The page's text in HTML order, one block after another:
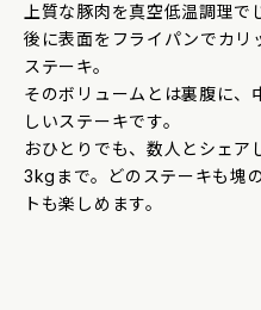
上質な豚肉を真空低温調理で
後に表面をフライパンでカリ
ステーキ。
そのボリュームとは裏腹に、
しいステーキです。
おひとりでも、数人とシェ
3kgまで。どのステーキも塊
トも楽しめます。